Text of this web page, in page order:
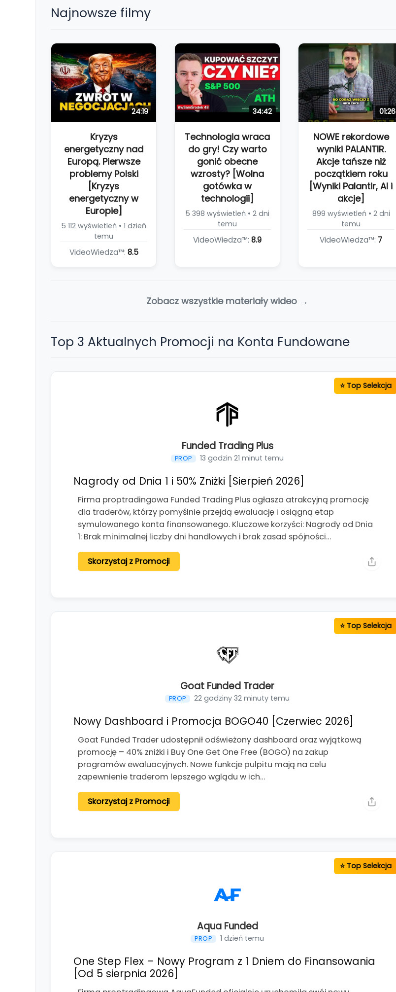
Najnowsze filmy
24:19
Kryzys
energetyczny nad
Europą. Pierwsze
problemy Polski
[Kryzys
energetyczny w
Europie]
5 112 wyświetleń • 1 dzień
temu
VideoWiedza™: 8.5
34:42
Technologia wraca
do gry! Czy warto
gonić obecne
wzrosty? [Wolna
gotówka w
technologii]
5 398 wyświetleń • 2 dni
temu
VideoWiedza™: 8.9
01:26
NOWE rekordowe
wyniki PALANTIR.
Akcje tańsze niż
początkiem roku
[Wyniki Palantir, AI i
akcje]
899 wyświetleń • 2 dni
temu
VideoWiedza™: 7
Zobacz wszystkie materiały wideo →
Top 3 Aktualnych Promocji na Konta Fundowane
Funded Trading Plus
PROP 13 godzin 21 minut temu
Nagrody od Dnia 1 i 50% Zniżki [Sierpień 2026]
Firma proptradingowa Funded Trading Plus ogłasza atrakcyjną promocję
dla traderów, którzy pomyślnie przejdą ewaluację i osiągną etap
symulowanego konta finansowanego. Kluczowe korzyści: Nagrody od Dnia
1: Brak minimalnej liczby dni handlowych i brak zasad spójności…
Skorzystaj z Promocji
Goat Funded Trader
PROP 22 godziny 32 minuty temu
Nowy Dashboard i Promocja BOGO40 [Czerwiec 2026]
Goat Funded Trader udostępnił odświeżony dashboard oraz wyjątkową
promocję – 40% zniżki i Buy One Get One Free (BOGO) na zakup
programów ewaluacyjnych. Nowe funkcje pulpitu mają na celu
zapewnienie traderom lepszego wglądu w ich…
Skorzystaj z Promocji
Aqua Funded
PROP 1 dzień temu
One Step Flex – Nowy Program z 1 Dniem do Finansowania
[Od 5 sierpnia 2026]